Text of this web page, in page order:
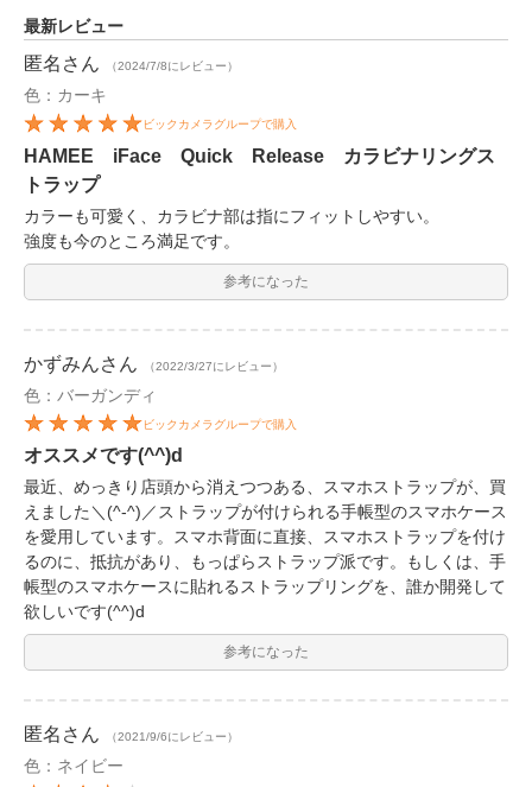
最新レビュー
匿名 さん （2024/7/8にレビュー）
色：カーキ
ビックカメラグループで購入
HAMEE iFace Quick Release カラビナリングス
トラップ
カラーも可愛く、カラビナ部は指にフィットしやすい。
強度も今のところ満足です。
参考になった
かずみんさん （2022/3/27にレビュー）
色：バーガンディ
ビックカメラグループで購入
オススメです(^^)d
最近、めっきり店頭から消えつつある、スマホストラップが、買
えました＼(^-^)／ストラップが付けられる手帳型のスマホケース
を愛用しています。スマホ背面に直接、スマホストラップを付け
るのに、抵抗があり、もっぱらストラップ派です。もしくは、手
帳型のスマホケースに貼れるストラップリングを、誰か開発して
欲しいです(^^)d
参考になった
匿名 さん （2021/9/6にレビュー）
色：ネイビー